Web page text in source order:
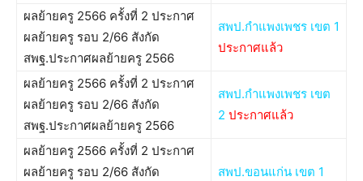
ผลย้ายครู 2566 ครั้งที่ 2 ประกาศ
ผลย้ายครู รอบ 2/66 สังกัด
สพฐ.ประกาศผลย้ายครู 2566
สพป.กำแพงเพชร เขต 1
ประกาศแล้ว
ผลย้ายครู 2566 ครั้งที่ 2 ประกาศ
ผลย้ายครู รอบ 2/66 สังกัด
สพฐ.ประกาศผลย้ายครู 2566
สพป.กำแพงเพชร เขต
2 ประกาศแล้ว
ผลย้ายครู 2566 ครั้งที่ 2 ประกาศ
ผลย้ายครู รอบ 2/66 สังกัด
สพป.ขอนแก่น เขต 1